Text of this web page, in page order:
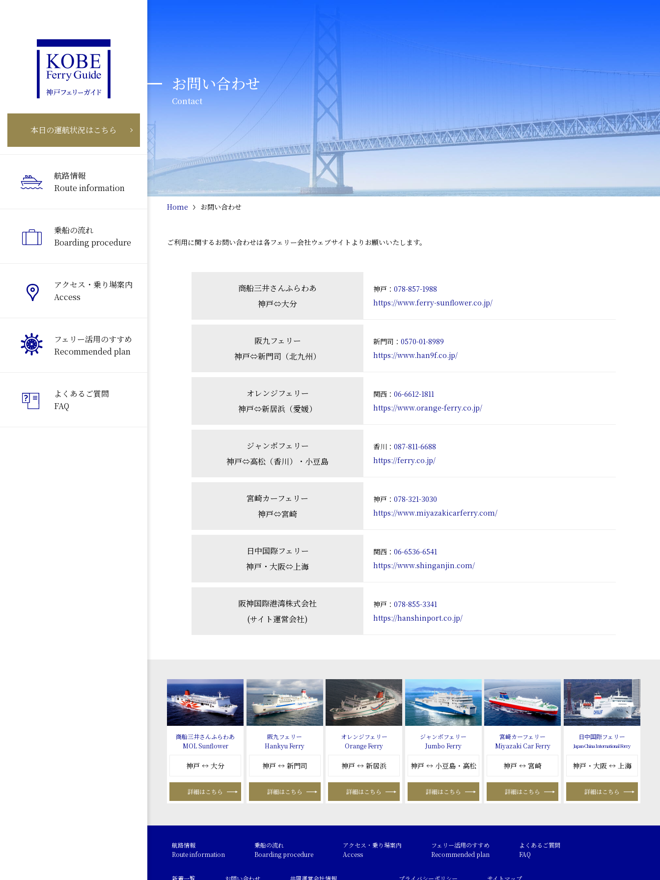
本日の運航状況はこちら
航路情報
Route information
乗船の流れ
Boarding procedure
アクセス・乗り場案内
Access
フェリー活用のすすめ
Recommended plan
よくあるご質問
FAQ
お問い合わせ
Contact
Home お問い合わせ
ご利用に関するお問い合わせは各フェリー会社ウェブサイトよりお願いいたします。
商船三井さんふらわあ
神戸⇔大分
神戸： 078-857-1988
https://www.ferry-sunflower.co.jp/
阪九フェリー
神戸⇔新門司（北九州）
新門司： 0570-01-8989
https://www.han9f.co.jp/
オレンジフェリー
神戸⇔新居浜（愛媛）
関西： 06-6612-1811
https://www.orange-ferry.co.jp/
ジャンボフェリー
神戸⇔高松（香川）・小豆島
香川： 087-811-6688
https://ferry.co.jp/
宮崎カーフェリー
神戸⇔宮崎
神戸： 078-321-3030
https://www.miyazakicarferry.com/
日中国際フェリー
神戸・大阪⇔上海
関西： 06-6536-6541
https://www.shinganjin.com/
阪神国際港湾株式会社
(サイト運営会社)
神戸： 078-855-3341
https://hanshinport.co.jp/
商船三井さんふらわあ
MOL Sunflower
神戸 ↔ 大分
詳細はこちら
阪九フェリー
Hankyu Ferry
神戸 ↔ 新門司
詳細はこちら
オレンジフェリー
Orange Ferry
神戸 ↔ 新居浜
詳細はこちら
ジャンボフェリー
Jumbo Ferry
神戸 ↔ 小豆島・高松
詳細はこちら
宮崎カーフェリー
Miyazaki Car Ferry
神戸 ↔ 宮崎
詳細はこちら
日中国際フェリー
Japan-China International Ferry
神戸・大阪 ↔ 上海
詳細はこちら
航路情報
Route information
乗船の流れ
Boarding procedure
アクセス・乗り場案内
Access
フェリー活用のすすめ
Recommended plan
よくあるご質問
FAQ
新着一覧 お問い合わせ 共同運営会社情報 プライバシーポリシー サイトマップ